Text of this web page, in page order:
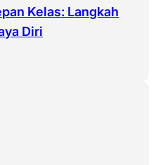
Kelas: Langkah
Diri